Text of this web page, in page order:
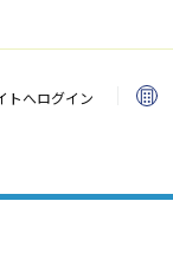
トへログイン